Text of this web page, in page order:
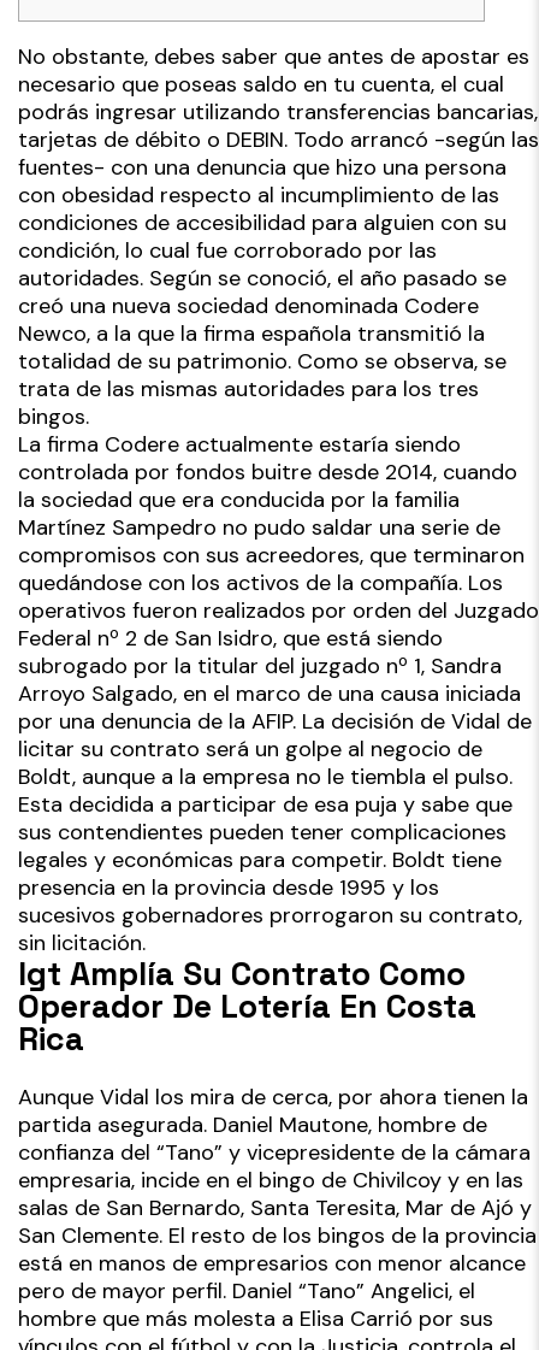
No obstante, debes saber que antes de apostar es
necesario que poseas saldo en tu cuenta, el cual
podrás ingresar utilizando transferencias bancarias,
tarjetas de débito o DEBIN. Todo arrancó -según las
fuentes- con una denuncia que hizo una persona
con obesidad respecto al incumplimiento de las
condiciones de accesibilidad para alguien con su
condición, lo cual fue corroborado por las
autoridades. Según se conoció, el año pasado se
creó una nueva sociedad denominada Codere
Newco, a la que la firma española transmitió la
totalidad de su patrimonio. Como se observa, se
trata de las mismas autoridades para los tres
bingos.
La firma Codere actualmente estaría siendo
controlada por fondos buitre desde 2014, cuando
la sociedad que era conducida por la familia
Martínez Sampedro no pudo saldar una serie de
compromisos con sus acreedores, que terminaron
quedándose con los activos de la compañía. Los
operativos fueron realizados por orden del Juzgado
Federal nº 2 de San Isidro, que está siendo
subrogado por la titular del juzgado nº 1, Sandra
Arroyo Salgado, en el marco de una causa iniciada
por una denuncia de la AFIP. La decisión de Vidal de
licitar su contrato será un golpe al negocio de
Boldt, aunque a la empresa no le tiembla el pulso.
Esta decidida a participar de esa puja y sabe que
sus contendientes pueden tener complicaciones
legales y económicas para competir. Boldt tiene
presencia en la provincia desde 1995 y los
sucesivos gobernadores prorrogaron su contrato,
sin licitación.
Igt Amplía Su Contrato Como
Operador De Lotería En Costa
Rica
Aunque Vidal los mira de cerca, por ahora tienen la
partida asegurada. Daniel Mautone, hombre de
confianza del “Tano” y vicepresidente de la cámara
empresaria, incide en el bingo de Chivilcoy y en las
salas de San Bernardo, Santa Teresita, Mar de Ajó y
San Clemente. El resto de los bingos de la provincia
está en manos de empresarios con menor alcance
pero de mayor perfil. Daniel “Tano” Angelici, el
hombre que más molesta a Elisa Carrió por sus